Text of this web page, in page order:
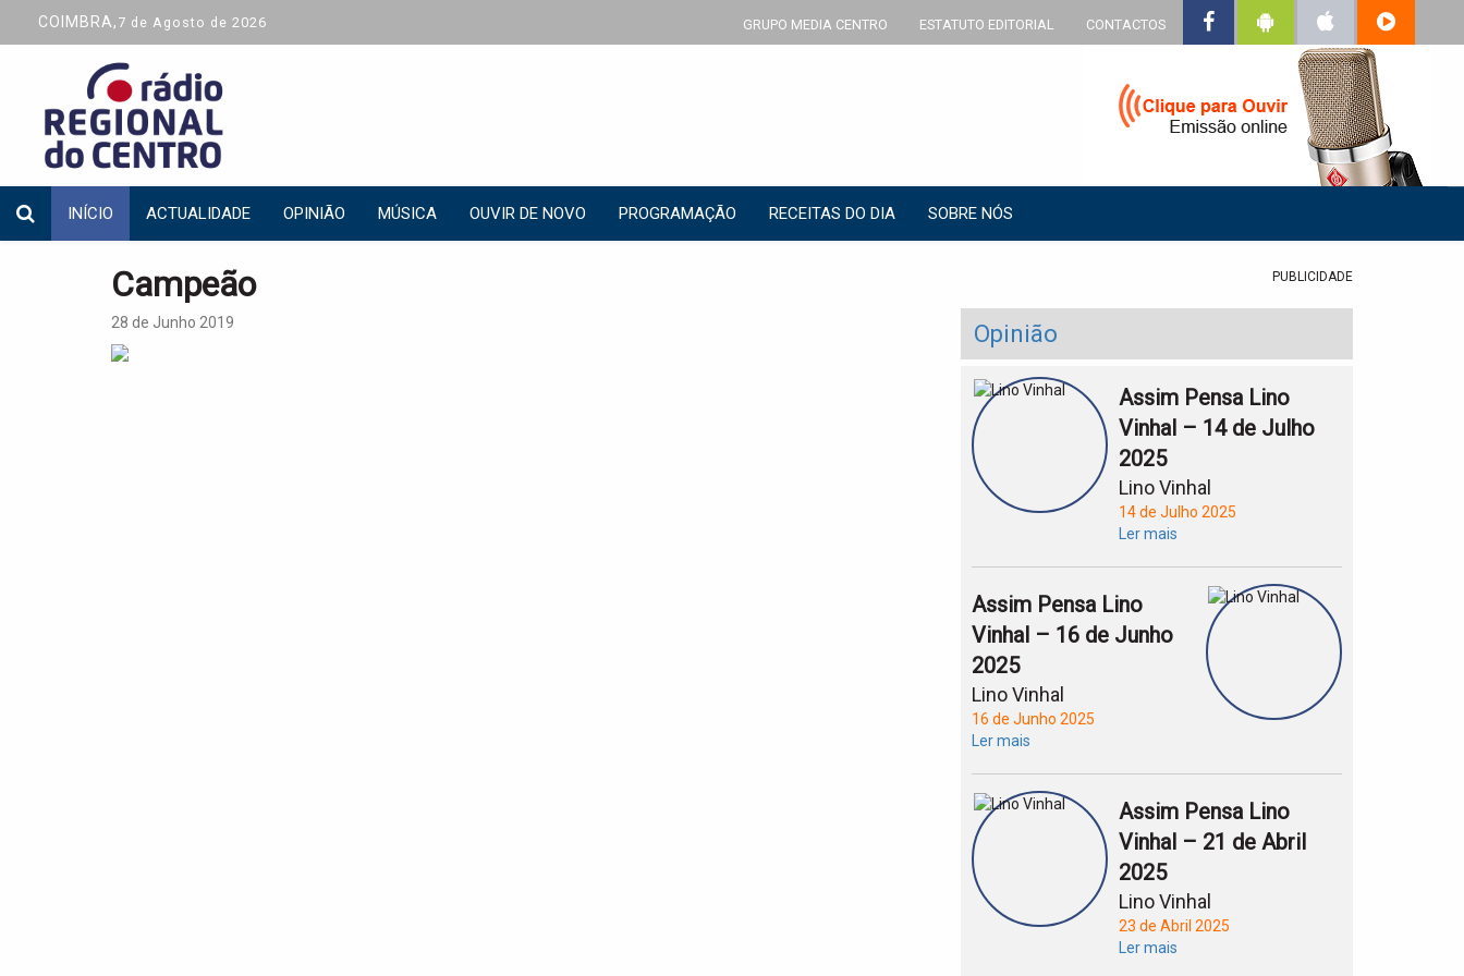
COIMBRA, 7 de Agosto de 2026 GRUPO MEDIA CENTRO ESTATUTO EDITORIAL CONTACTOS
INÍCIO ACTUALIDADE OPINIÃO MÚSICA OUVIR DE NOVO PROGRAMAÇÃO RECEITAS DO DIA SOBRE NÓS
Campeão
28 de Junho 2019
PUBLICIDADE
Opinião
Assim Pensa Lino
Vinhal – 14 de Julho
2025
Lino Vinhal
14 de Julho 2025
Ler mais
Assim Pensa Lino
Vinhal – 16 de Junho
2025
Lino Vinhal
16 de Junho 2025
Ler mais
Assim Pensa Lino
Vinhal – 21 de Abril
2025
Lino Vinhal
23 de Abril 2025
Ler mais